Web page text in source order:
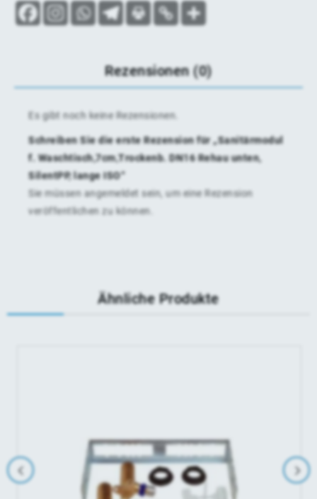
Rezensionen (0)
Es gibt noch keine Rezensionen.
Schreiben Sie die erste Rezension für „Sanitärmodul
f. Waschtisch,7cm,Trockenb. DN16 Rehau unten,
SilentPP, lange ISO“
Sie müssen angemeldet sein, um eine Rezension
veröffentlichen zu können.
Ähnliche Produkte